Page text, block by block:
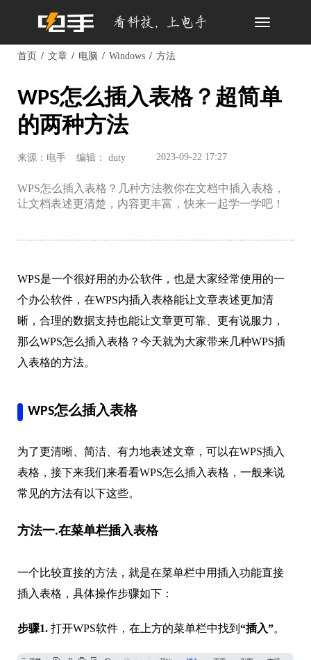
Toggle
首页 文章 电脑 Windows 方法
WPS怎么插入表格？超简单
的两种方法
来源：电手 编辑： duty 2023-09-22 17:27
WPS怎么插入表格？几种方法教你在文档中插入表格，
让文档表述更清楚，内容更丰富，快来一起学一学吧！
WPS是一个很好用的办公软件，也是大家经常使用的一
个办公软件，在WPS内插入表格能让文章表述更加清
晰，合理的数据支持也能让文章更可靠、更有说服力，
那么WPS怎么插入表格？今天就为大家带来几种WPS插
入表格的方法。
WPS怎么插入表格
为了更清晰、简洁、有力地表述文章，可以在WPS插入
表格，接下来我们来看看WPS怎么插入表格，一般来说
常见的方法有以下这些。
方法一.在菜单栏插入表格
一个比较直接的方法，就是在菜单栏中用插入功能直接
插入表格，具体操作步骤如下：
步骤1. 打开WPS软件，在上方的菜单栏中找到 “插入”。